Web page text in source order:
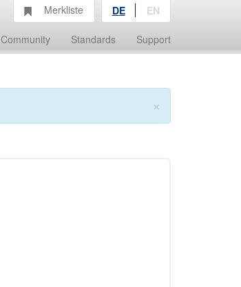
Community Standards Support
Merkliste DE EN
×